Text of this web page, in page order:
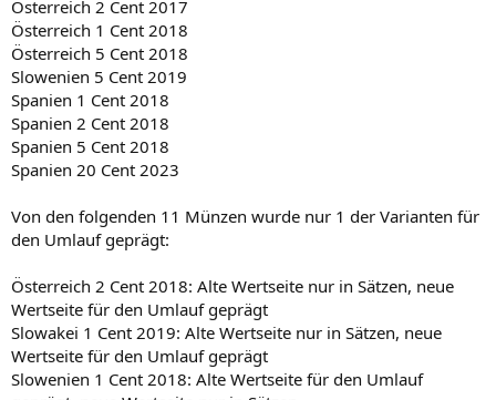
Österreich 2 Cent 2017
Österreich 1 Cent 2018
Österreich 5 Cent 2018
Slowenien 5 Cent 2019
Spanien 1 Cent 2018
Spanien 2 Cent 2018
Spanien 5 Cent 2018
Spanien 20 Cent 2023
Von den folgenden 11 Münzen wurde nur 1 der Varianten für
den Umlauf geprägt:
Österreich 2 Cent 2018: Alte Wertseite nur in Sätzen, neue
Wertseite für den Umlauf geprägt
Slowakei 1 Cent 2019: Alte Wertseite nur in Sätzen, neue
Wertseite für den Umlauf geprägt
Slowenien 1 Cent 2018: Alte Wertseite für den Umlauf